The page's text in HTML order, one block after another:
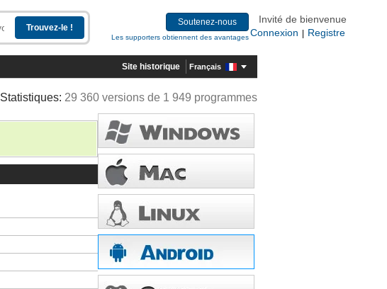
Soutenez-nous
Les supporters obtiennent des avantages
Invité de bienvenue
Connexion
Registre
Site historique Français
Statistiques: 29 360 versions de 1 949 programmes